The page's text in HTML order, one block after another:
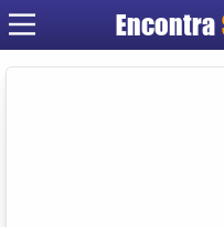
Encontra